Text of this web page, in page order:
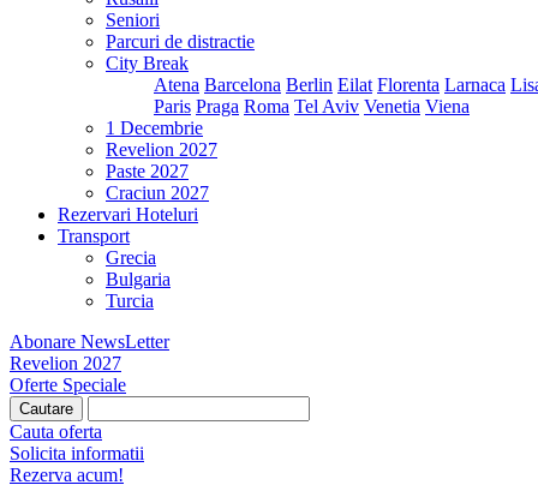
Seniori
Parcuri de distractie
City Break
Atena Barcelona Berlin Eilat Florenta Larnaca
Paris Praga Roma Tel Aviv Venetia Viena
1 Decembrie
Revelion 2027
Paste 2027
Craciun 2027
Rezervari Hoteluri
Transport
Grecia
Bulgaria
Turcia
Abonare NewsLetter
Revelion 2027
Oferte Speciale
Cauta oferta
Solicita informatii
Rezerva acum!